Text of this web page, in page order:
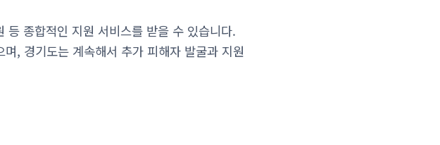
등 종합적인 지원 서비스를 받을 수 있습니다.
, 경기도는 계속해서 추가 피해자 발굴과 지원